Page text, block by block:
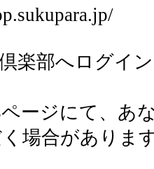
楽部へログイ
ージにて、あ
場合がありま